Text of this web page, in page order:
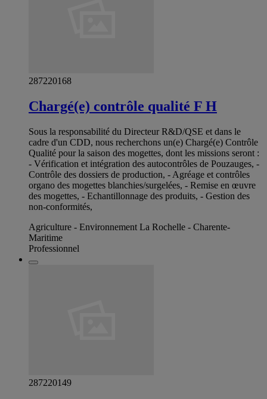
287220168
Chargé(e) contrôle qualité F H
Sous la responsabilité du Directeur R&D/QSE et dans le
cadre d'un CDD, nous recherchons un(e) Chargé(e) Contrôle
Qualité pour la saison des mogettes, dont les missions seront :
- Vérification et intégration des autocontrôles de Pouzauges, -
Contrôle des dossiers de production, - Agréage et contrôles
organo des mogettes blanchies/surgelées, - Remise en œuvre
des mogettes, - Echantillonnage des produits, - Gestion des
non-conformités,
Agriculture - Environnement La Rochelle - Charente-
Maritime
Professionnel
287220149